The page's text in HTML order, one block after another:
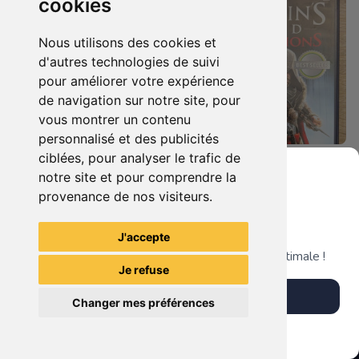
cookies
Nous utilisons des cookies et
d'autres technologies de suivi
pour améliorer votre expérience
de navigation sur notre site, pour
vous montrer un contenu
personnalisé et des publicités
ciblées, pour analyser le trafic de
notre site et pour comprendre la
provenance de nos visiteurs.
J'accepte
Je refuse
Changer mes préférences
7.90 € 0
Duo : The Elder Scrolls Iv - Oblivion + Bioshock Xbox 360
4.90 €
TheGamingR83
Grenier du Geek
Télécharge notre app pour une expérience optimale !
Télécharger l'app